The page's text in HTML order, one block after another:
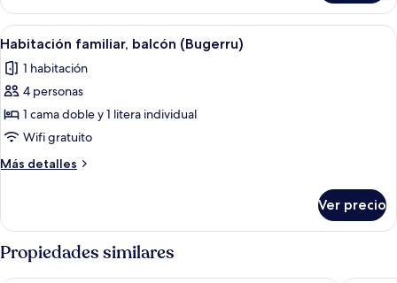
doble
(Masua)
Abrir
todas
las
fotos
de
Habitación
familiar,
balcón
Una habitación con una cama litera,
10
Habitación familiar, balcón (Bugerru)
1 habitación
4 personas
1 cama doble y 1 litera individual
Wifi gratuito
Más detalles
Más
familiar,
balcón
(Bugerru)
Ver precio
Propiedades similares